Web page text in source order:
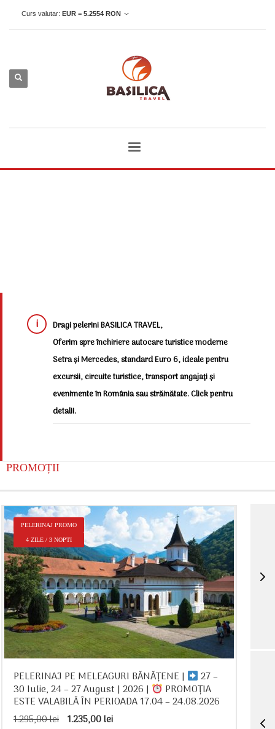
Curs valutar: EUR = 5.2554 RON
Dragi pelerini BASILICA TRAVEL,
Oferim spre închiriere autocare turistice moderne
Setra și Mercedes, standard Euro 6, ideale pentru
excursii, circuite turistice, transport angajați și
evenimente în România sau străinătate. Click pentru
detalii.
PROMOȚII
PELERINAJ PROMO
4 ZILE / 3 NOPTI
PELERINAJ PE MELEAGURI BĂNĂȚENE | 27 –
30 Iulie, 24 – 27 August | 2026 | PROMOȚIA
ESTE VALABILĂ ÎN PERIOADA 17.04 – 24.08.2026
1.295,00lei Prețul
1.235,00leiPrețul